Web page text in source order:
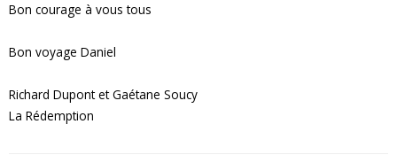
Bon courage à vous tous
Bon voyage Daniel
Richard Dupont et Gaétane Soucy
La Rédemption